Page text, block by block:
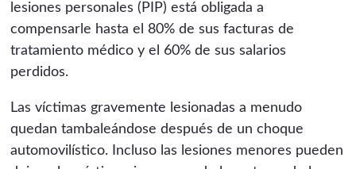
lesiones personales (PIP) está obligada a
compensarle hasta el 80% de sus facturas de
tratamiento médico y el 60% de sus salarios
perdidos.
Las víctimas gravemente lesionadas a menudo
quedan tambaleándose después de un choque
automovilístico. Incluso las lesiones menores pueden